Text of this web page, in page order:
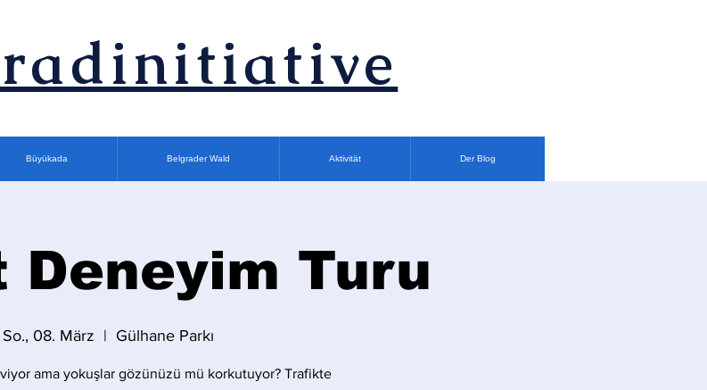
Büyükada Belgrader Wald Aktivität Der Blog
Turu
So., 08. März
  |
Gülhane Parkı
ama yokuşlar gözünüzü mü korkutuyor? Trafikte